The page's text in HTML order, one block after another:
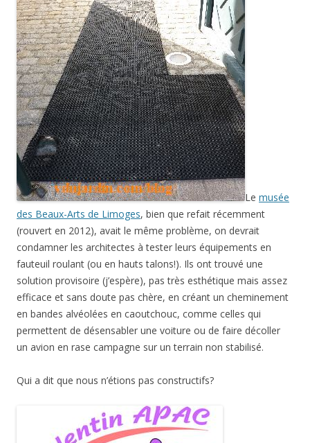
Le musée
des Beaux-Arts de Limoges, bien que refait récemment
(rouvert en 2012), avait le même problème, on devrait
condamner les architectes à tester leurs équipements en
fauteuil roulant (ou en hauts talons!). Ils ont trouvé une
solution provisoire (j’espère), pas très esthétique mais assez
efficace et sans doute pas chère, en créant un cheminement
en bandes alvéolées en caoutchouc, comme celles qui
permettent de désensabler une voiture ou de faire décoller
un avion en rase campagne sur un terrain non stabilisé.
Qui a dit que nous n’étions pas constructifs?